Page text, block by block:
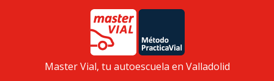
Master Vial, tu autoescuela en Valladolid